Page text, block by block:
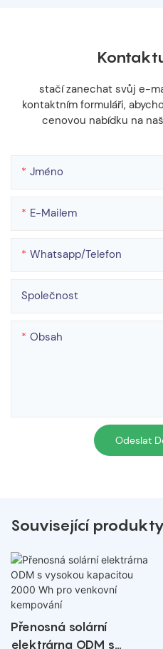
stačí zanechat svůj e-
kontaktním formuláři,
cenovou nabídku na
Jméno
E-Mailem
Whatsapp/telefon
Společnost
Obsah
Odeslat
Související produkty
Přenosná solární
elektrárna ODM s